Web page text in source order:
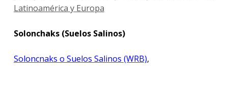
Latinoamérica y Europa
Solonchaks (Suelos Salinos)
Soloncnaks o Suelos Salinos (WRB),